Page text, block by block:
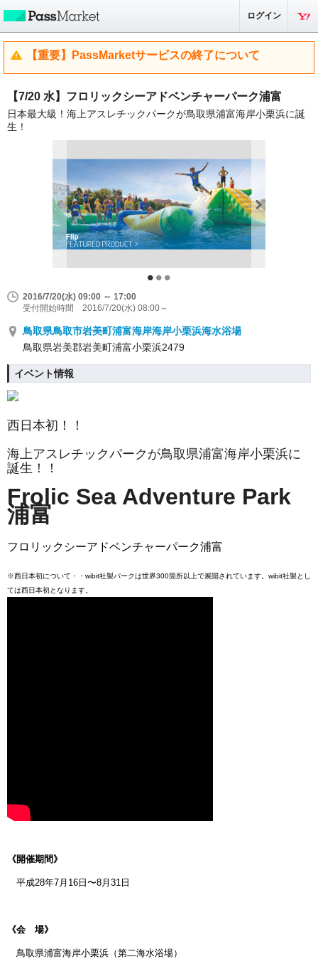
ログイン
【重要】PassMarketサービスの終了について
【7/20 水】フロリックシーアドベンチャーパーク浦富
日本最大級！海上アスレチックパークが鳥取県浦富海岸小栗浜に誕
生！
2016/7/20(水) 09:00 ～ 17:00
受付開始時間 2016/7/20(水) 08:00～
鳥取県鳥取市岩美町浦富海岸海岸小栗浜海水浴場
鳥取県岩美郡岩美町浦富小栗浜2479
イベント情報
西日本初！！
海上アスレチックパークが鳥取県浦富海岸小栗浜に
誕生！！
Frolic Sea Adventure Park
浦富
フロリックシーアドベンチャーパーク浦富
※西日本初について・・wibit社製パークは世界300箇所以上で展開されています。wibit社製とし
ては西日本初となります。
《開催期間》
平成28年7月16日〜8月31日
《会 場》
鳥取県浦富海岸小栗浜（第二海水浴場）